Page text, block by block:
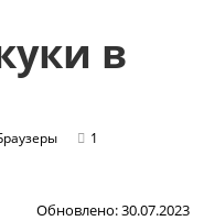
в
1
Обновлено: 30.07.2023